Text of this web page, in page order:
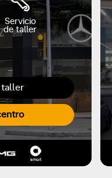
taller
Servicio
de taller